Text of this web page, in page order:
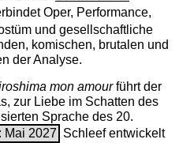
Oper, Performance,
und gesellschaftliche
komischen, brutalen und
der Analyse.
mon amourführt der
zur Liebe im Schatten des
Sprache des 20.
Mai 2027 Schleef entwickelt